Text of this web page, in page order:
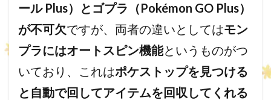
ール Plus）とゴプラ（Pokémon GO Plus）
が不可欠ですが、両者の違いとしてはモン
プラにはオートスピン機能というものがつ
いており、これはポケストップを見つける
と自動で回してアイテムを回収してくれる